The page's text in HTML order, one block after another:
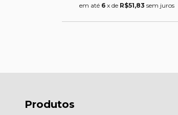
em até 6 x de R$51,83 sem juros
Produtos